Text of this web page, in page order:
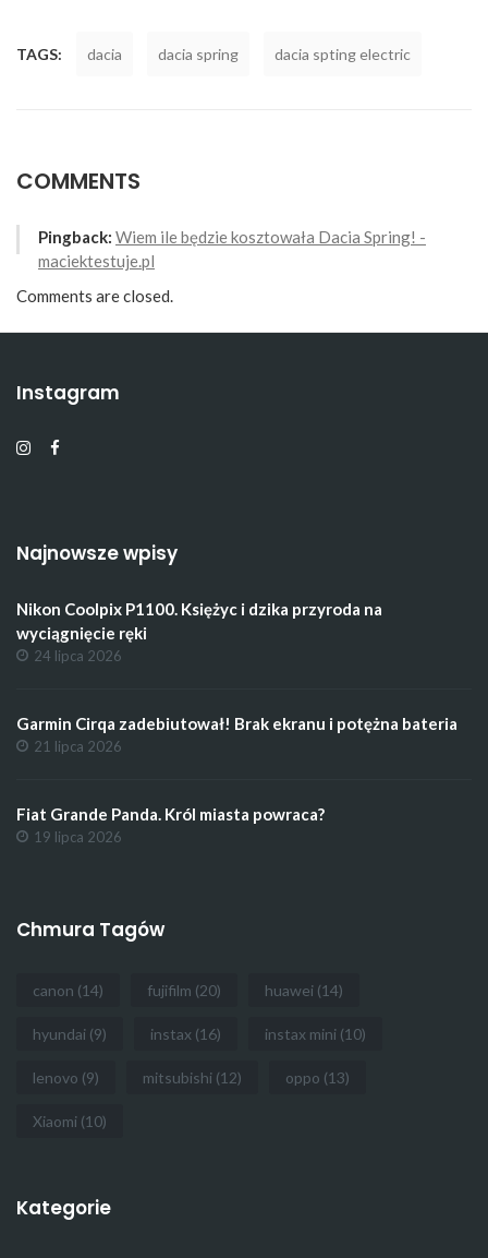
TAGS: dacia dacia spring dacia spting electric
COMMENTS
Pingback: Wiem ile będzie kosztowała Dacia Spring! -
maciektestuje.pl
Comments are closed.
Instagram
Najnowsze wpisy
Nikon Coolpix P1100. Księżyc i dzika przyroda na
wyciągnięcie ręki
24 lipca 2026
Garmin Cirqa zadebiutował! Brak ekranu i potężna bateria
21 lipca 2026
Fiat Grande Panda. Król miasta powraca?
19 lipca 2026
Chmura Tagów
canon (14) fujifilm (20) huawei (14)
hyundai (9) instax (16) instax mini (10)
lenovo (9) mitsubishi (12) oppo (13)
Xiaomi (10)
Kategorie